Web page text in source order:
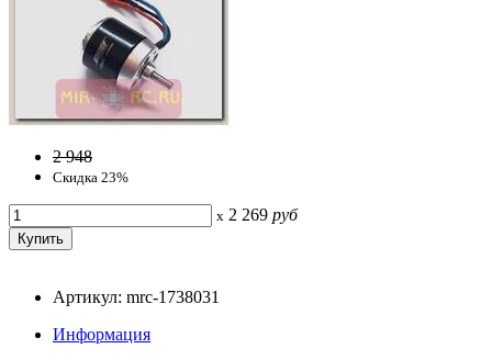
2 948
Скидка 23%
x 2 269 руб
Артикул: mrc-1738031
Информация